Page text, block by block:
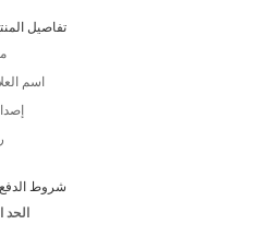
تفاصيل
اسم
شروط
الحد